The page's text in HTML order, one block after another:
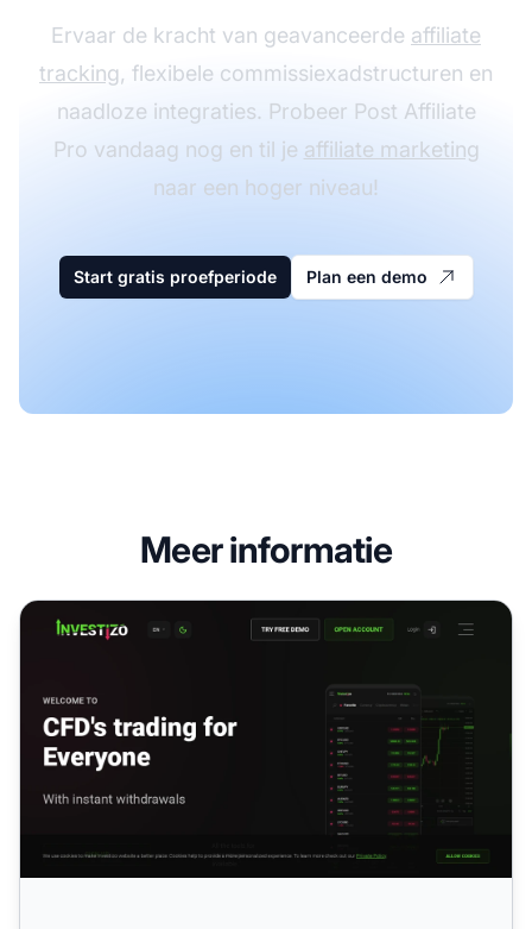
Ervaar de kracht van geavanceerde affiliate
tracking, flexibele commissiexadstructuren en
naadloze integraties. Probeer Post Affiliate
Pro vandaag nog en til je affiliate marketing
naar een hoger niveau!
Start gratis proefperiode Plan een demo
Meer informatie
Investizo Affiliate Programma